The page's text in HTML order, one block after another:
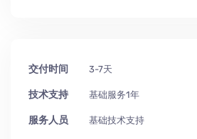
交付时间 3-7天
技术支持 基础服务1年
服务人员 基础技术支持